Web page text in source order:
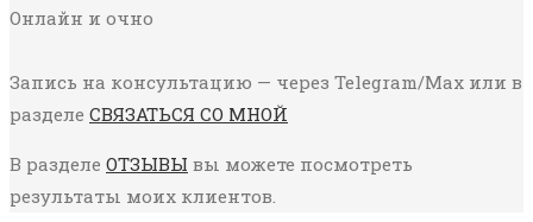
Онлайн и очно
Запись на консультацию — через Telegram/Max или в
разделе СВЯЗАТЬСЯ СО МНОЙ
В разделе ОТЗЫВЫ вы можете посмотреть
результаты моих клиентов.